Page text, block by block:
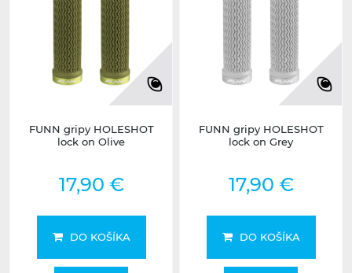
FUNN gripy HOLESHOT
lock on Olive
17,90 €
DO KOŠÍKA
FUNN gripy HOLESHOT
lock on Grey
17,90 €
DO KOŠÍKA